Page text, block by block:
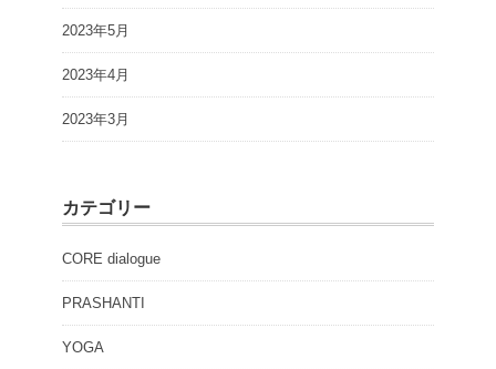
2023年5月
2023年4月
2023年3月
カテゴリー
CORE dialogue
PRASHANTI
YOGA